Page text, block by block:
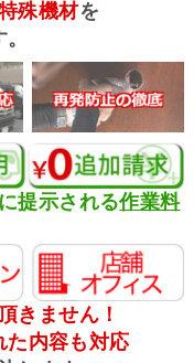
殊機材を
提示される作業料
きません！
た内容も対応